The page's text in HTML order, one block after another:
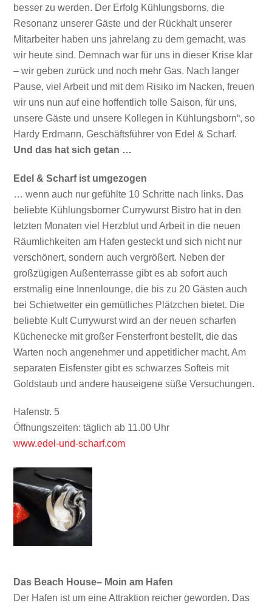
besser zu werden. Der Erfolg Kühlungsborns, die
Resonanz unserer Gäste und der Rückhalt unserer
Mitarbeiter haben uns jahrelang zu dem gemacht, was
wir heute sind. Demnach war für uns in dieser Krise klar
– wir geben zurück und noch mehr Gas. Nach langer
Pause, viel Arbeit und mit dem Risiko im Nacken, freuen
wir uns nun auf eine hoffentlich tolle Saison, für uns,
unsere Gäste und unsere Kollegen in Kühlungsborn“, so
Hardy Erdmann, Geschäftsführer von Edel & Scharf.
Und das hat sich getan …
Edel & Scharf ist umgezogen
… wenn auch nur gefühlte 10 Schritte nach links. Das
beliebte Kühlungsborner Currywurst Bistro hat in den
letzten Monaten viel Herzblut und Arbeit in die neuen
Räumlichkeiten am Hafen gesteckt und sich nicht nur
verschönert, sondern auch vergrößert. Neben der
großzügigen Außenterrasse gibt es ab sofort auch
erstmalig eine Innenlounge, die bis zu 20 Gästen auch
bei Schietwetter ein gemütliches Plätzchen bietet. Die
beliebte Kult Currywurst wird an der neuen scharfen
Küchenecke mit großer Fensterfront bestellt, die das
Warten noch angenehmer und appetitlicher macht. Am
separaten Eisfenster gibt es schwarzes Softeis mit
Goldstaub und andere hauseigene süße Versuchungen.
Hafenstr. 5
Öffnungszeiten: täglich ab 11.00 Uhr
www.edel-und-scharf.com
Das Beach House– Moin am Hafen
Der Hafen ist um eine Attraktion reicher geworden. Das